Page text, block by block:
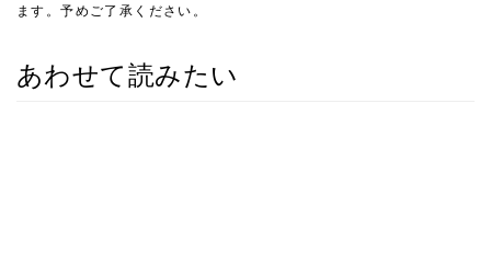
ます。予めご了承ください。
あわせて読みたい